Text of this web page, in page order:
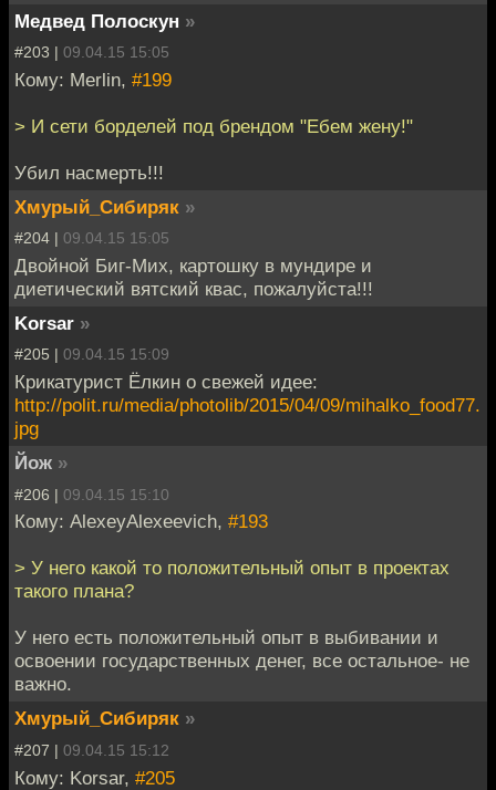
Медвед Полоскун »
#203 | 09.04.15 15:05
Кому: Merlin, #199
> И сети борделей под брендом "Ебем жену!"
Убил насмерть!!!
Хмурый_Сибиряк »
#204 | 09.04.15 15:05
Двойной Биг-Мих, картошку в мундире и
диетический вятский квас, пожалуйста!!!
Korsar »
#205 | 09.04.15 15:09
Крикатурист Ёлкин о свежей идее:
http://polit.ru/media/photolib/2015/04/09/mihalko_food77.
jpg
Йож »
#206 | 09.04.15 15:10
Кому: AlexeyAlexeevich, #193
> У него какой то положительный опыт в проектах
такого плана?
У него есть положительный опыт в выбивании и
освоении государственных денег, все остальное- не
важно.
Хмурый_Сибиряк »
#207 | 09.04.15 15:12
Кому: Korsar, #205